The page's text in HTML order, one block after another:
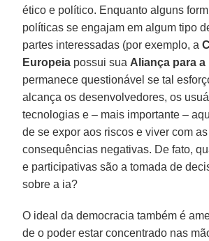
ético e político. Enquanto alguns
políticas se engajam em algum tipo
partes interessadas (por exemplo, a
Europeia possui sua Aliança para a
permanece questionável se tal
alcança os desenvolvedores, os
tecnologias e – mais importante –
de se expor aos riscos e viver com
consequências negativas. De fato,
e participativas são a tomada de
sobre a ia?
O ideal da democracia também é
de o poder estar concentrado nas